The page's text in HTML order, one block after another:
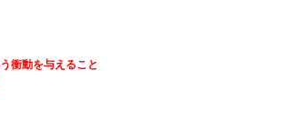
衝動を与えること